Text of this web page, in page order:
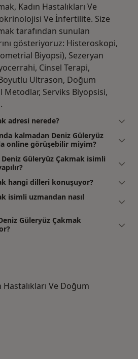
Kadın Hastalıkları Ve
Ve İnfertilite. Size
tarafından sunulan
gösteriyoruz: Histeroskopi,
Biyopsi), Sezeryan
Cinsel Terapi,
Ultrason, Doğum
Serviks Biyopsisi,
adresi nerede?
kalmadan Deniz Güleryüz
online görüşebilir miyim?
Güleryüz Çakmak isimli
hangi dilleri konuşuyor?
isimli uzmandan nasıl
Güleryüz Çakmak
Hastalıkları Ve Doğum